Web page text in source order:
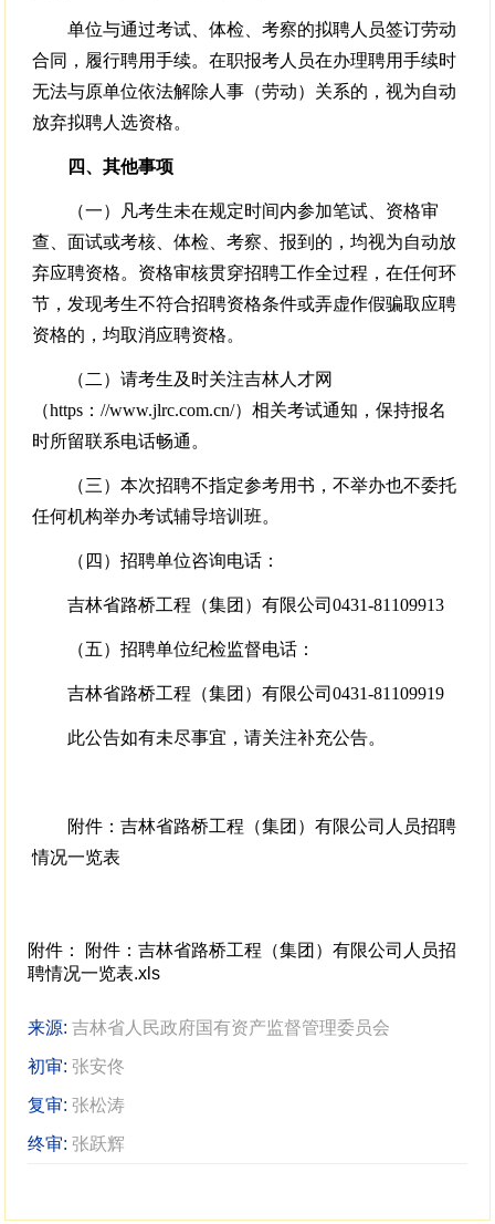
单位与通过考试、体检、考察的拟聘人员签订劳动
合同，履行聘用手续。在职报考人员在办理聘用手续时
无法与原单位依法解除人事（劳动）关系的，视为自动
放弃拟聘人选资格。
四、其他事项
（一）凡考生未在规定时间内参加笔试、资格审
查、面试或考核、体检、考察、报到的，均视为自动放
弃应聘资格。资格审核贯穿招聘工作全过程，在任何环
节，发现考生不符合招聘资格条件或弄虚作假骗取应聘
资格的，均取消应聘资格。
（二）请考生及时关注吉林人才网
（https：//www.jlrc.com.cn/）相关考试通知，保持报名
时所留联系电话畅通。
（三）本次招聘不指定参考用书，不举办也不委托
任何机构举办考试辅导培训班。
（四）招聘单位咨询电话：
吉林省路桥工程（集团）有限公司0431-81109913
（五）招聘单位纪检监督电话：
吉林省路桥工程（集团）有限公司0431-81109919
此公告如有未尽事宜，请关注补充公告。
附件：吉林省路桥工程（集团）有限公司人员招聘
情况一览表
附件：
附件：吉林省路桥工程（集团）有限公司人员招
聘情况一览表.xls
来源:吉林省人民政府国有资产监督管理委员会
初审:张安佟
复审:张松涛
终审:张跃辉